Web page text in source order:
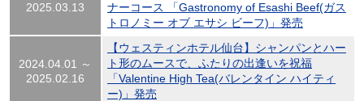
2025.03.13
ナーコース 「Gastronomy of Esashi Beef(ガス
トロノミー オブ エサシ ビーフ)」発売
2024.04.01 ～
2025.02.16
【ウェスティンホテル仙台】シャンパンとハー
ト形のムースで、ふたりの出逢いを祝福
「Valentine High Tea(バレンタイン ハイティ
ー)」発売